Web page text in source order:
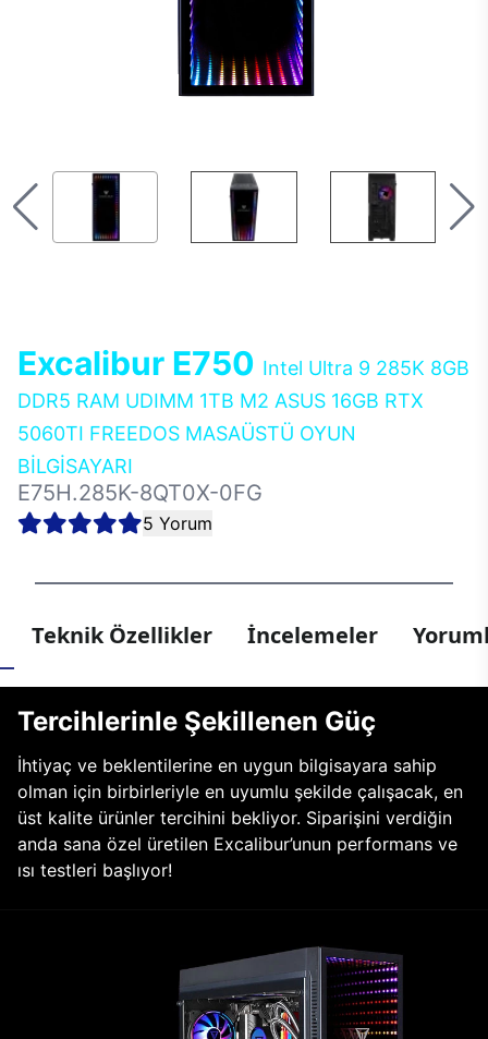
Excalibur E750 Intel Ultra 9 285K 8GB
DDR5 RAM UDIMM 1TB M2 ASUS 16GB RTX
5060TI FREEDOS MASAÜSTÜ OYUN
BİLGİSAYARI
E75H.285K-8QT0X-0FG
5 Yorum
Teknik Özellikler İncelemeler
Tercihlerinle Şekillenen Güç
İhtiyaç ve beklentilerine en uygun bilgisayara sahip
olman için birbirleriyle en uyumlu şekilde çalışacak, en
üst kalite ürünler tercihini bekliyor. Siparişini verdiğin
anda sana özel üretilen Excalibur’unun performans ve
ısı testleri başlıyor!